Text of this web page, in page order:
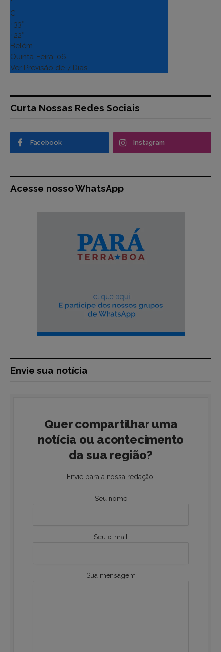
°
C
+33°
+22°
Belém
Quinta-Feira, 06
Ver Previsão de 7 Dias
Curta Nossas Redes Sociais
Facebook Instagram
Acesse nosso WhatsApp
Envie sua notícia
Quer compartilhar uma
notícia ou acontecimento
da sua região?
Envie para a nossa redação!
Seu nome
Seu e-mail
Sua mensagem